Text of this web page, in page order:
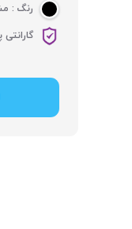
رنگ :
گارانتی پانا